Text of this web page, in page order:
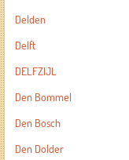
Delden
Delft
DELFZIJL
Den Bommel
Den Bosch
Den Dolder